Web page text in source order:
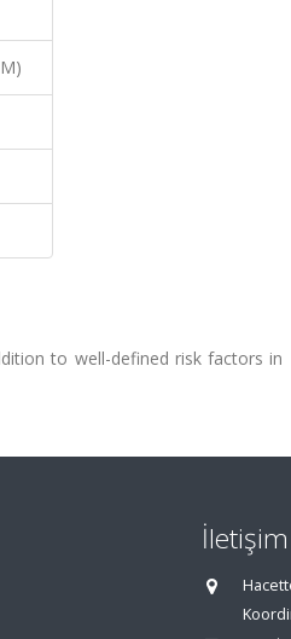
to well-defined risk factors in